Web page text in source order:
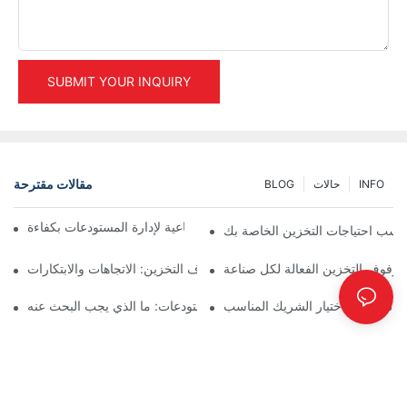
SUBMIT YOUR INQUIRY
مقالات مقترحة INFO حالات BLOG
أفضل حلول رفوف التخزين الصناعية لإدارة المستودعات بكفاءة
احتياجات التخزين الخاصة بك
مستقبل حلول رفوف التخزين: الاتجاهات والابتكاراتالتخزين الفعالة لكل صناعة
موردو رفوف المستودعات: ما الذي يجب البحث عنه
لاختيار الشريك المناسب